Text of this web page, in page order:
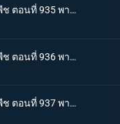
One piece วันพีช ตอนที่ 935 พากย์ไทย โซโลต้องตะลึง! ตัวตนที่แท้จริงของสาวงามผู้เลอโฉม
One piece วันพีช ตอนที่ 936 พากย์ไทย เรียนรู้ถึงแก่น ฮาคิแห่งวาโนะ ริวโอ!
One piece วันพีช ตอนที่ 937 พากย์ไทย โทโนะยาสุ! ผู้เป็นที่รักของเมืองเอบิสุ!